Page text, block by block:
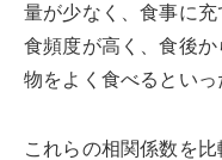
量が少なく、食事に
食頻度が高く、食後
物をよく食べるといっ
これらの相関係数を